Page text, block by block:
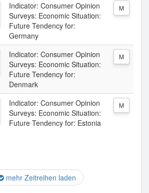
Indicator: Consumer Opinion
Surveys: Economic Situation:
Future Tendency for:
Germany
M
Indicator: Consumer Opinion
Surveys: Economic Situation:
Future Tendency for:
Denmark
M
Indicator: Consumer Opinion
Surveys: Economic Situation:
Future Tendency for: Estonia
M
mehr Zeitreihen laden